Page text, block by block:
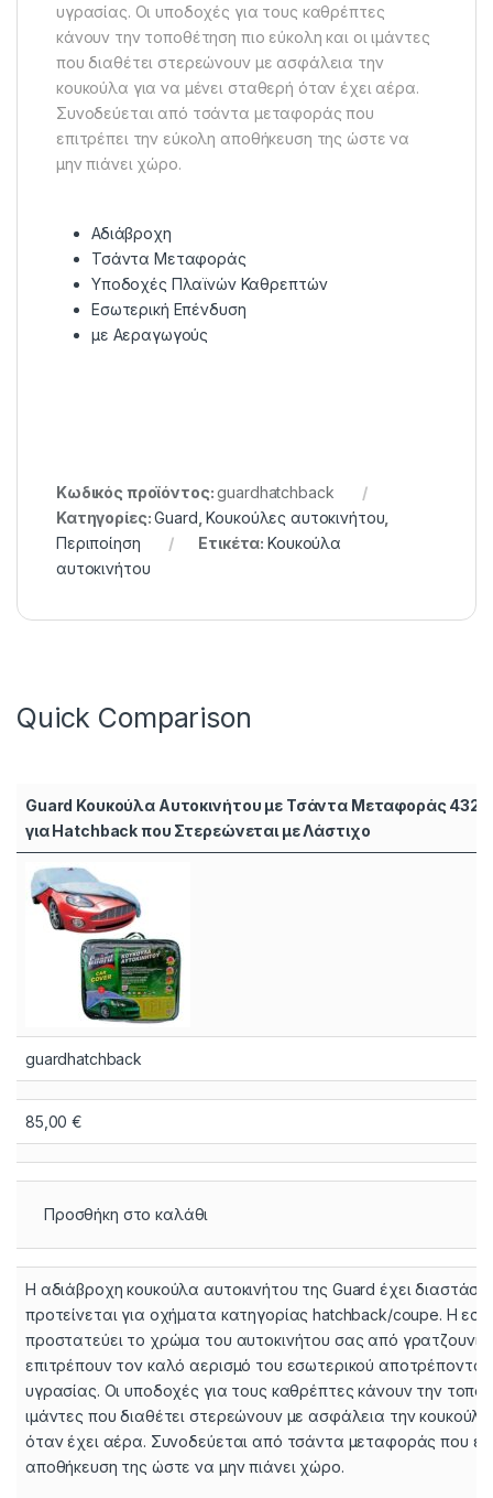
υγρασίας. Οι υποδοχές για τους καθρέπτες
κάνουν την τοποθέτηση πιο εύκολη και οι ιμάντες
που διαθέτει στερεώνουν με ασφάλεια την
κουκούλα για να μένει σταθερή όταν έχει αέρα.
Συνοδεύεται από τσάντα μεταφοράς που
επιτρέπει την εύκολη αποθήκευση της ώστε να
μην πιάνει χώρο.
Αδιάβροχη
Τσάντα Μεταφοράς
Υποδοχές Πλαϊνών Καθρεπτών
Εσωτερική Επένδυση
με Αεραγωγούς
Κωδικός προϊόντος:guardhatchback
Κατηγορίες:Guard ,Κουκούλες αυτοκινήτου
Περιποίηση
Ετικέτα:Κουκούλα
αυτοκινήτου
Quick Comparison
Guard Κουκούλα Αυτοκινήτου με Τσάντα Μεταφοράς
για Hatchback που Στερεώνεται με Λάστιχο
guardhatchback
85,00€
Προσθήκη στο καλάθι
Η αδιάβροχη κουκούλα αυτοκινήτου της Guard έχει
προτείνεται για οχήματα κατηγορίας hatchback/coupe. Η
προστατεύει το χρώμα του αυτοκινήτου σας από
επιτρέπουν τον καλό αερισμό του εσωτερικού
υγρασίας. Οι υποδοχές για τους καθρέπτες κάνουν την
ιμάντες που διαθέτει στερεώνουν με ασφάλεια την
όταν έχει αέρα. Συνοδεύεται από τσάντα μεταφοράς που
αποθήκευση της ώστε να μην πιάνει χώρο.